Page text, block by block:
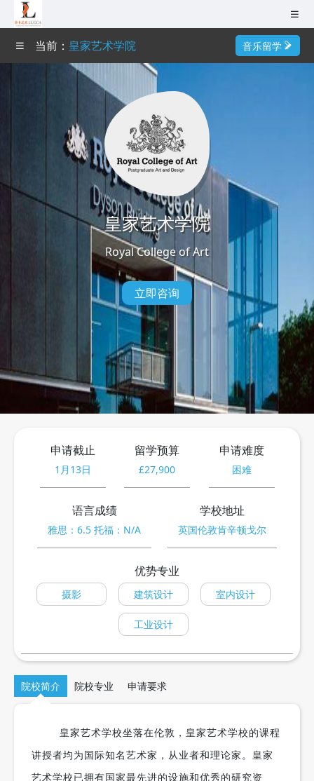
无锡（总部）
深圳
巴黎
0510-82109979
当前： 皇家艺术学院 音乐留学
皇家艺术学院
Royal College of Art
立即咨询
申请截止
1月13日
留学预算
£27,900
申请难度
困难
语言成绩
雅思：6.5 托福：N/A
学校地址
英国伦敦肯辛顿戈尔
优势专业
摄影 建筑设计 室内设计
工业设计
院校简介 院校专业 申请要求
皇家艺术学校坐落在伦敦，皇家艺术学校的课程
讲授者均为国际知名艺术家，从业者和理论家。皇家
艺术学校已拥有国家最先进的设施和优秀的研究资